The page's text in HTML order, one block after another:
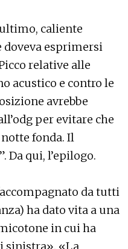
caliente
doveva esprimersi
relative alle
acustico e contro le
avrebbe
per evitare che
fonda. Il
Da qui, l’epilogo.
da tutti
ha dato vita a una
in cui ha
sinistra». «La